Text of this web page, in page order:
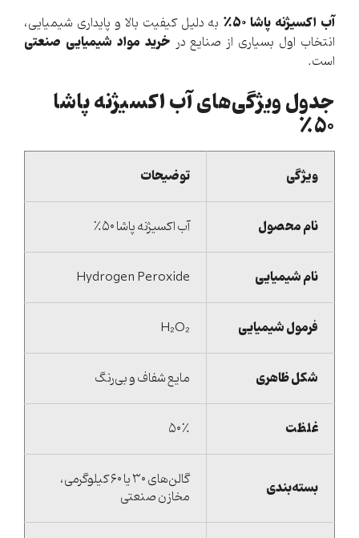
آب اکسیژنه پاشا ۵۰٪
به دلیل کیفیت بالا و پایداری شیمیایی،
انتخاب اول بسیاری از صنایع در خرید مواد شیمیایی صنعتی
است.
جدول ویژگی‌های آب اکسیژنه پاشا
۵۰٪
ویژگی توضیحات
نام محصول آب اکسیژنه پاشا ۵۰٪
نام شیمیایی Hydrogen Peroxide
فرمول شیمیایی H₂O₂
شکل ظاهری مایع شفاف و بی‌رنگ
غلظت ۵۰٪
بسته‌بندی
گالن‌های ۳۰ یا ۶۰ کیلوگرمی،
مخازن صنعتی